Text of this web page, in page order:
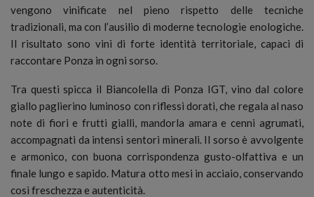
vengono vinificate nel pieno rispetto delle tecniche
tradizionali, ma con l’ausilio di moderne tecnologie enologiche.
Il risultato sono vini di forte identità territoriale, capaci di
raccontare Ponza in ogni sorso.
Tra questi spicca il Biancolella di Ponza IGT, vino dal colore
giallo paglierino luminoso con riflessi dorati, che regala al naso
note di fiori e frutti gialli, mandorla amara e cenni agrumati,
accompagnati da intensi sentori minerali. Il sorso è avvolgente
e armonico, con buona corrispondenza gusto-olfattiva e un
finale lungo e sapido. Matura otto mesi in acciaio, conservando
così freschezza e autenticità.